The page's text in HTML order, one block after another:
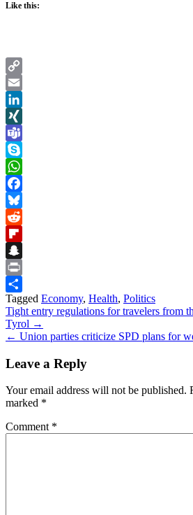
Like this:
Copy
Link
Email
LinkedIn
XING
Teams
Skype
WhatsApp
Facebook
Bluesky
Reddit
Flipboard
Snapchat
Print
Share
Tagged Economy, Health, Politics
Post
navigation
Tight entry regulations for travelers from
Tyrol →
← Union parties criticize SPD plans for
Leave a Reply
Your email address will not be published.
marked *
Comment *